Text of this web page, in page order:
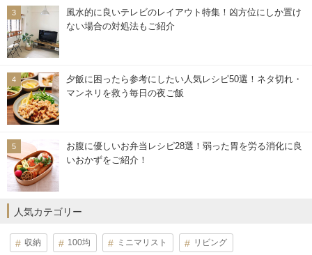
風水的に良いテレビのレイアウト特集！凶方位にしか置け
ない場合の対処法もご紹介
夕飯に困ったら参考にしたい人気レシピ50選！ネタ切れ・
マンネリを救う毎日の夜ご飯
お腹に優しいお弁当レシピ28選！弱った胃を労る消化に良
いおかずをご紹介！
人気カテゴリー
収納 100均 ミニマリスト リビング